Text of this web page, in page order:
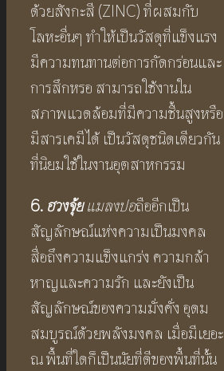
ด้วยสังกะสี (ZINC) ที่ผสมกับ
โลหะอื่นๆ ทำให้เป็นวัสดุที่แข็งแรง
มีความทนทานต่อการกัดกร่อนและ
การสึกหรอ สามารถใช้งานใน
สภาพแวดล้อมที่มีความชื้นสูงหรือ
มีสารเคมีได้ เป็นวัสดุชนิดเดียวกัน
ที่นิยมใช้ในงานอุตสาหกรรม
6. ฮวงจุ้ย แมลงปอถืออีกเป็น
สัญลักษณ์แห่งความเป็นมงคล
สื่อถึงความแข็งแกร่ง ความกล้า
หาญและความรัก และยังเป็น
สัญลักษณ์ของความมั่งคั่ง อุดม
สมบูรณ์ด้วยพลังมงคล เมื่อมีเยอะ
ณ พื้นที่ใดก็เป็นนัยที่ดีของพื้นที่นั้น